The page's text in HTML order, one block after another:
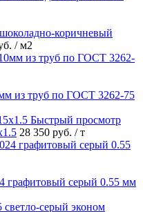
коричневый
/ м2
из труб по ГОСТ 3262-75
Быстрый просмотр
28 350 руб. / т
графитовый серый 0.55 мм